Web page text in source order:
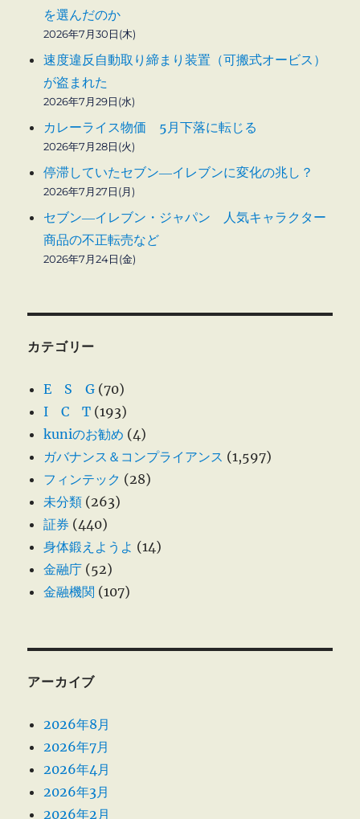
を選んだのか
2026年7月30日(木)
速度違反自動取り締まり装置（可搬式オービス）
が盗まれた
2026年7月29日(水)
カレーライス物価 5月下落に転じる
2026年7月28日(火)
停滞していたセブン―イレブンに変化の兆し？
2026年7月27日(月)
セブン―イレブン・ジャパン 人気キャラクター
商品の不正転売など
2026年7月24日(金)
カテゴリー
E S G (70)
I C T (193)
kuniのお勧め (4)
ガバナンス＆コンプライアンス (1,597)
フィンテック (28)
未分類 (263)
証券 (440)
身体鍛えようよ (14)
金融庁 (52)
金融機関 (107)
アーカイブ
2026年8月
2026年7月
2026年4月
2026年3月
2026年2月